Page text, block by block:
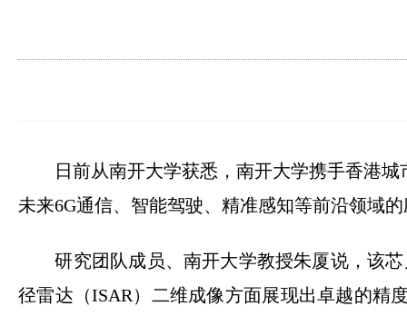
日前从南开大学获悉，南开大学携手香港
未来6G通信、智能驾驶、精准感知等前沿领域
研究团队成员、南开大学教授朱厦说，该芯
径雷达（ISAR）二维成像方面展现出卓越的精